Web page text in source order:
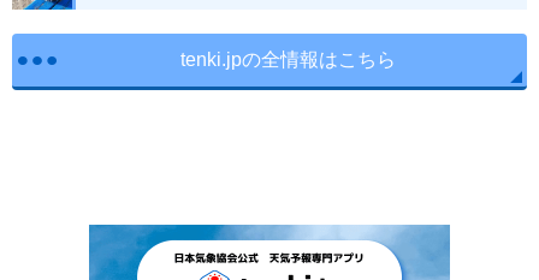
tenki.jpの全情報はこちら